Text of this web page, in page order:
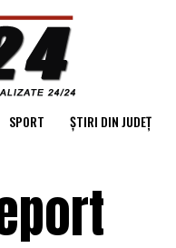
SPORT ȘTIRI DIN JUDEȚ